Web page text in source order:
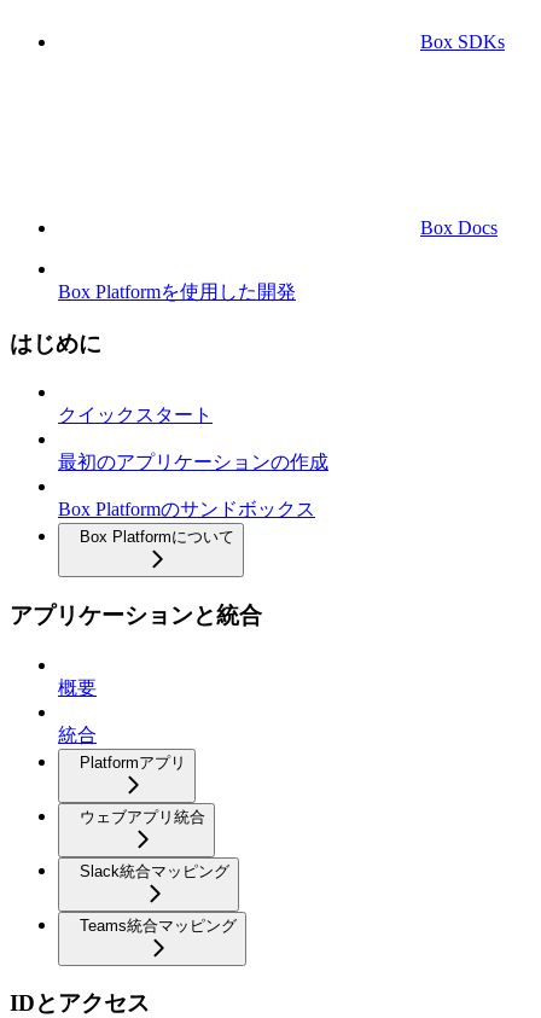
Box SDKs
Box Docs
Box Platformを使用した開発
はじめに
クイックスタート
最初のアプリケーションの作成
Box Platformのサンドボックス
Box Platformについて
アプリケーションと統合
概要
統合
Platformアプリ
ウェブアプリ統合
Slack統合マッピング
Teams統合マッピング
IDとアクセス